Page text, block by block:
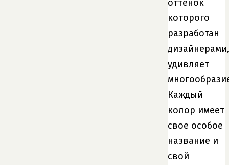
оттенок
которого
разработан
дизайнерами,
удивляет
Каждый
колор имеет
свое особое
название и
свой